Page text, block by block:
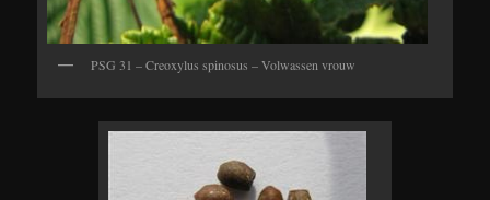
PSG 31 – Creoxylus spinosus – Volwassen vrouw